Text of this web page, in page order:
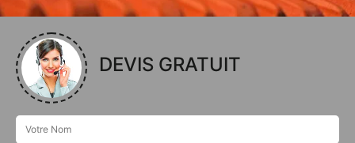
DEVIS GRATUIT